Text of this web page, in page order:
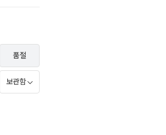
품절
보관함